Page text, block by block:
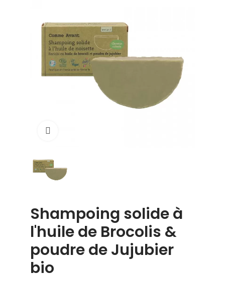
Shampoing solide à
l'huile de Brocolis &
poudre de Jujubier
bio